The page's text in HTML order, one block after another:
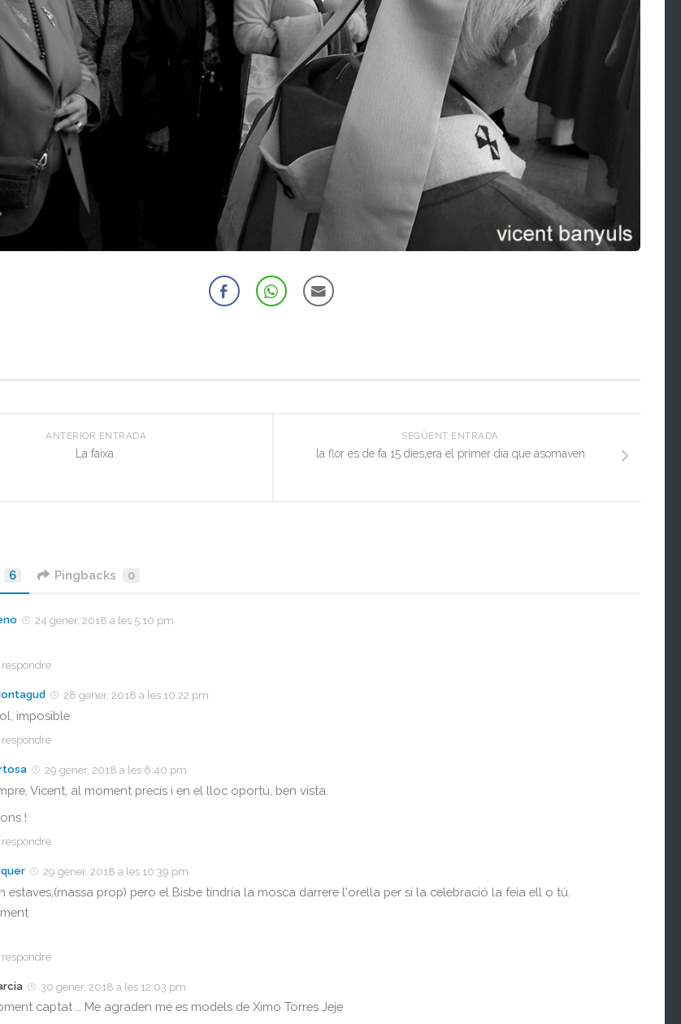
SEGÜENT ENTRADA
la flor es de fa 15 dies,era el primer dia que asomaven
ANTERIOR ENTRADA
La faixa.
6 Pingbacks 0
24 gener, 2018 a les 5:10 pm
28 gener, 2018 a les 10:22 pm
imposible
29 gener, 2018 a les 6:40 pm
Vicent, al moment precís i en el lloc oportú, ben vista.
!
29 gener, 2018 a les 10:39 pm
estaves,(massa prop) pero el Bisbe tindría la mosca darrere l'orella per si la celebració la feia ell o tú.
30 gener, 2018 a les 12:03 pm
captat … Me agraden mé es models de Ximo Torres Jeje